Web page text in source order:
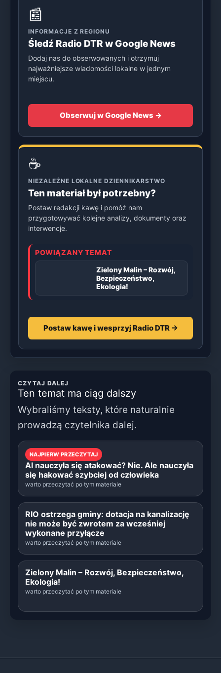
📰
INFORMACJE Z REGIONU
Śledź Radio DTR w Google News
Dodaj nas do obserwowanych i otrzymuj
najważniejsze wiadomości lokalne w jednym
miejscu.
Obserwuj w Google News →
☕
NIEZALEŻNE LOKALNE DZIENNIKARSTWO
Ten materiał był potrzebny?
Postaw redakcji kawę i pomóż nam
przygotowywać kolejne analizy, dokumenty oraz
interwencje.
POWIĄZANY TEMAT
Zielony Malin – Rozwój,
Bezpieczeństwo,
Ekologia!
Postaw kawę i wesprzyj Radio DTR →
CZYTAJ DALEJ
Ten temat ma ciąg dalszy
Wybraliśmy teksty, które naturalnie
prowadzą czytelnika dalej.
NAJPIERW PRZECZYTAJ
AI nauczyła się atakować? Nie. Ale nauczyła
się hakować szybciej od człowieka
warto przeczytać po tym materiale
RIO ostrzega gminy: dotacja na kanalizację
nie może być zwrotem za wcześniej
wykonane przyłącze
warto przeczytać po tym materiale
Zielony Malin – Rozwój, Bezpieczeństwo,
Ekologia!
warto przeczytać po tym materiale